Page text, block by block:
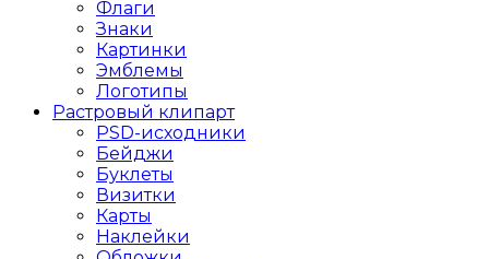
Флаги
Знаки
Картинки
Эмблемы
Логотипы
Растровый клипарт
PSD-исходники
Бейджи
Буклеты
Визитки
Карты
Наклейки